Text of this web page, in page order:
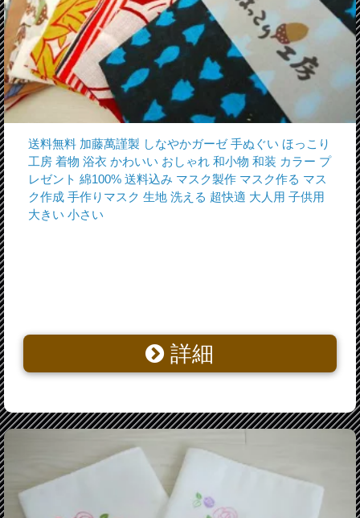
送料無料 加藤萬謹製 しなやかガーゼ 手ぬぐい ほっこり
工房 着物 浴衣 かわいい おしゃれ 和小物 和装 カラー プ
レゼント 綿100% 送料込み マスク製作 マスク作る マス
ク作成 手作りマスク 生地 洗える 超快適 大人用 子供用
大きい 小さい
詳細